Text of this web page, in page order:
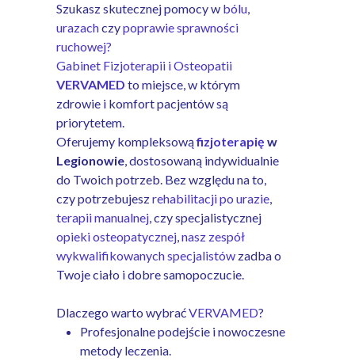
Szukasz skutecznej pomocy w bólu,
urazachczypoprawie sprawności
ruchowej?
Gabinet Fizjoterapii i Osteopatii
VERVAMED to miejsce, w którym
zdrowie i komfort pacjentów są
priorytetem.
Oferujemy kompleksowąfizjoterapię w
Legionowie, dostosowaną indywidualnie
do Twoich potrzeb. Bez względu na to,
czy potrzebujeszrehabilitacji po urazie,
terapii manualnej, czy specjalistycznej
opieki osteopatycznej,nasz zespół
wykwalifikowanych specjalistów zadba o
Twoje ciało i dobre samopoczucie.
Dlaczego warto wybraćVERVAMED?
Profesjonalne podejście i nowoczesne
metody leczenia.